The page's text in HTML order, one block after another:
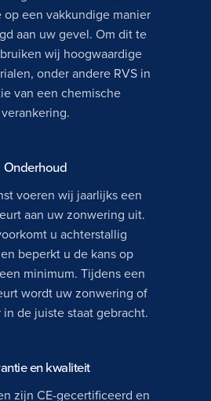
op een vakkundige manier
aan uw gevel. Om dit te
wij hoogwaardige
onder andere RVS in
van een chemische
verankering.
Onderhoud
voeren wij jaarlijks een
aan uw zonwering uit.
u achterstallig
beperkt u de kans op
minimum. Tijdens een
wordt uw zonwering of
de juiste staat gebracht.
en kwaliteit
zijn CE-gecertificeerd en